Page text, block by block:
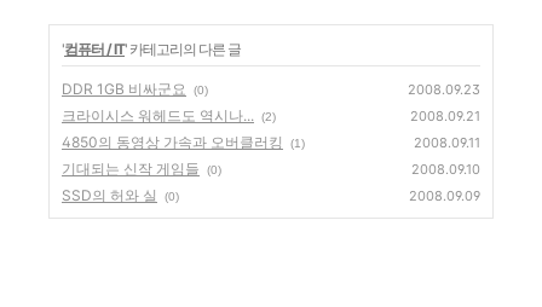
'컴퓨터 / IT' 카테고리의 다른 글
DDR 1GB 비싸군요 (0) 2008.09.23
크라이시스 워헤드도 역시나... (2) 2008.09.21
4850의 동영상 가속과 오버클러킹 (1) 2008.09.11
기대되는 신작 게임들 (0) 2008.09.10
SSD의 허와 실 (0) 2008.09.09